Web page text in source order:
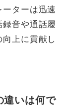
ターは迅速
音や通話履
上に貢献し
違いは何で